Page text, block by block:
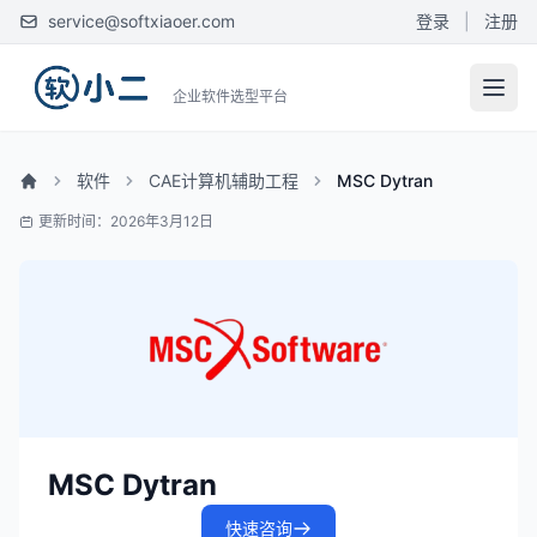
service@softxiaoer.com 登录 注册
企业软件选型平台
软件 CAE计算机辅助工程 MSC Dytran
更新时间：2026年3月12日
MSC Dytran
快速咨询